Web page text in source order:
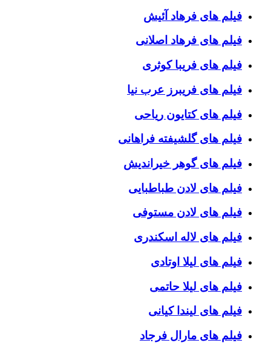
فیلم های فرهاد آئیش
فیلم های فرهاد اصلانی
فیلم های فریبا کوثری
فیلم های فریبرز عرب نیا
فیلم های کتایون ریاحی
فیلم های گلشیفته فراهانی
فیلم های گوهر خیراندیش
فیلم های لادن طباطبایی
فیلم های لادن مستوفی
فیلم های لاله اسکندری
فیلم های لیلا اوتادی
فیلم های لیلا حاتمی
فیلم های لیندا کیانی
فیلم های مارال فرجاد